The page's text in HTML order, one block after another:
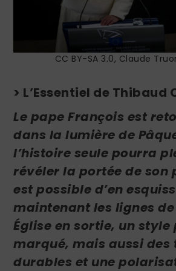
CC BY-SA 3.0, Claude
> L’Essentiel de Thibaud
Le pape François est
dans la lumière de
l’histoire seule pourra
révéler la portée de son
est possible d’en
maintenant les lignes
Église en sortie, un
marqué, mais aussi des
durables et une